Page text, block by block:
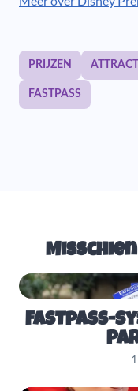
PRIJZEN
FASTPASS
Fastpass-